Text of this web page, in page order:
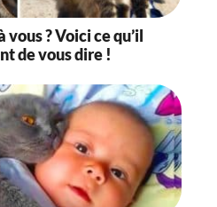
? Voici ce qu’il
de vous dire !